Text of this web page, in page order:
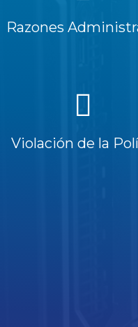
Razones
Violación de la